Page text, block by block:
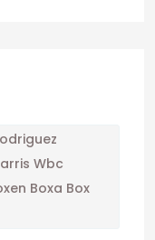
Wbc
Boxa Box